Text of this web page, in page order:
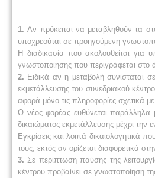
1.Αν πρόκειται να μεταβληθούν τα
υποχρεούται σε προηγούμενη
Η διαδικασία που ακολουθείται για
γνωστοποίησης που περιγράφεται στο
2. Ειδικά αν η μεταβολή
εκμετάλλευσης του συνεδριακού
αφορά μόνο τις πληροφορίες σχετικά
Ο νέος φορέας ευθύνεται παράλληλα
δικαιώματος εκμετάλλευσης μέχρι
Εγκρίσεις και λοιπά δικαιολογητικά
τους, εκτός αν ορίζεται διαφορετικά
3. Σε περίπτωση παύσης της
κέντρου προβαίνει σε γνωστοποίηση